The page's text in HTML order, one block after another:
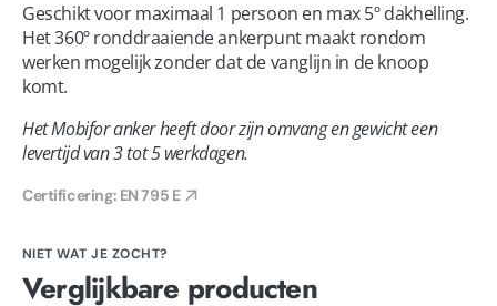
Geschikt voor maximaal 1 persoon en max 5º dakhelling.
Het 360º ronddraaiende ankerpunt maakt rondom
werken mogelijk zonder dat de vanglijn in de knoop
komt.
Het Mobifor anker heeft door zijn omvang en gewicht een
levertijd van 3 tot 5 werkdagen.
Certificering: EN 795 E
NIET WAT JE ZOCHT?
Verglijkbare producten